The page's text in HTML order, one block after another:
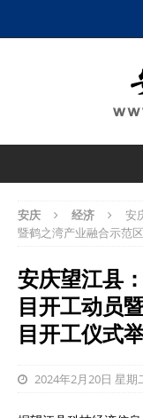
安庆 经济
安
暨鹤之湾产业融合示范
安庆望江县
目开工动员
目开工仪式
2024年2月20日 星期